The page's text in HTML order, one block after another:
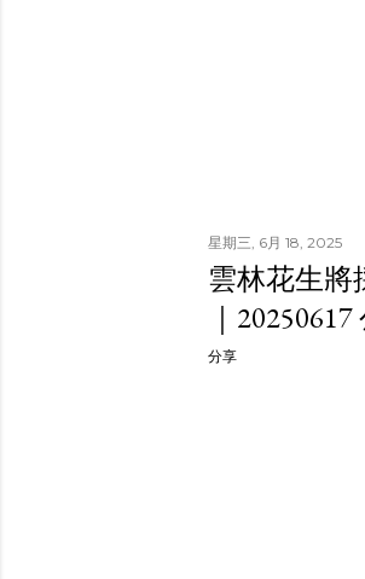
星期三, 6月 18, 2025
雲林花生將
｜
分享